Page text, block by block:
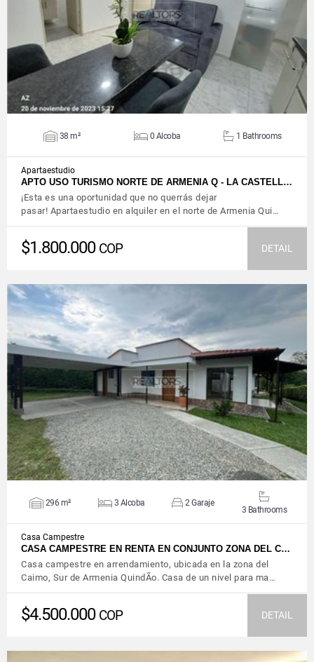
VIEW DETAILS
38 m² 0 Alcoba 1 Bathrooms
Apartaestudio
APTO USO TURISMO NORTE DE ARMENIA Q - LA CASTELL…
¡Esta es una oportunidad que no querrás dejar
pasar! Apartaestudio en alquiler en el norte de Armenia Qui…
$1.800.000 COP DETAIL
VIEW DETAILS
296 m² 3 Alcoba 2 Garaje
3 Bathrooms
Casa Campestre
CASA CAMPESTRE EN RENTA EN CONJUNTO ZONA DEL C…
Casa campestre en arrendamiento, ubicada en la zona del
Caimo, Sur de Armenia QuindÃ­o. Casa de un nivel para ma…
$4.500.000 COP DETAIL